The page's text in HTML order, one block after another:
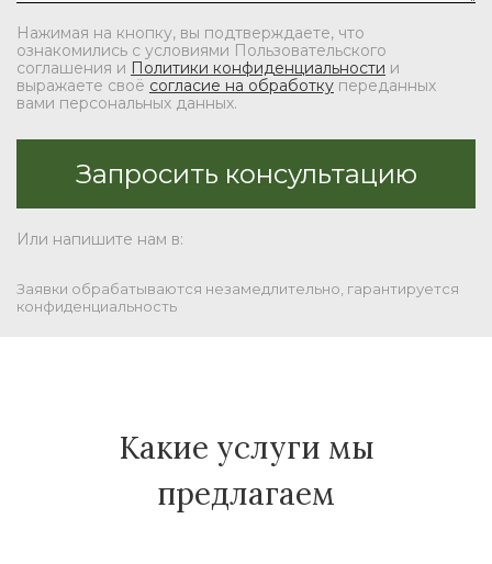
Нажимая на кнопку, вы подтверждаете, что
ознакомились с условиями Пользовательского
соглашения и Политики конфиденциальности и
выражаете своё согласие на обработкупереданных
вами персональных данных.
Или напишите нам в:
Заявки обрабатываются незамедлительно, гарантируется
конфиденциальность
Какие услуги мы
предлагаем